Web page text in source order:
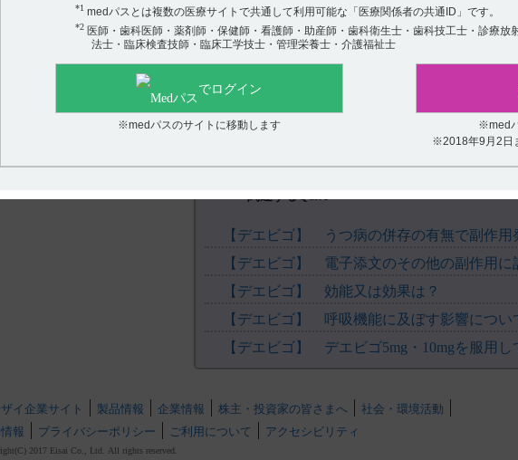
*1medパスとは複数の医療サイトで共通して利用可能な「医療関係者の共通ID」です。
*2医師・歯科医師・薬剤師・保健師・看護師・助産師・歯科衛生士・歯科技工士・診療放
法士・臨床検査技師・臨床工学技士・管理栄養士・介護福祉士
でログイン
※medパスのサイトに移動します
※med
※2018年9月2日
であった。
■投与第1期及び第2期（デエビゴ投与例の通算）
例）、10mg群では傾眠13.3%（58/437例）、頭痛3.7%（
重篤な副作用は、投与第1期で発現したデエビゴ10mg群
亡例はなかった。
投与中止に至った有害事象は、デエビゴ5mg群23例、
群では傾眠7例、浮動性めまい、頭痛が各3例、10mg群で
「通常、成人にはレンボレキサントとして1日1回5mgを
【引用】
1)デエビゴ錠2.5mg・5mg・10mgインタビューフォーム
2)デエビゴ錠2.5mg・5mg・10mg総合製品情報概要 臨
4) K?rpp? M. et al.: Sleep. 43（9）, 1-11, 2020［DVG-0088
〔利益相反：本論文の著者のうち7名は、エーザイ（株）
受領している者が含まれる。〕
役に立った
役に立たなかった
関連するQ&A
【デエビゴ】 うつ病の併存の有無で副作用
【デエビゴ】 効能又は効果は？
【デエビゴ】 呼吸機能に及ぼす影響につい
イ企業サイト 製品情報 企業情報 株主・投資家の皆さまへ
社会・環境活動
報
プライバシーポリシー ご利用について アクセシビリティ
2017 Eisai Co., Ltd. All rights reserved.